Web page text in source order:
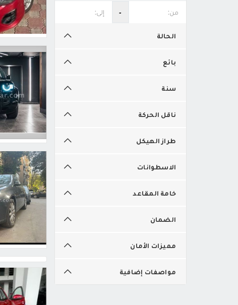
‐
الحالة
بائع
سنة
ناقل الحركة
طراز الهيكل
الاسطوانات
خامة المقاعد
الضمان
مميزات الأمان
مواصفات إضافية